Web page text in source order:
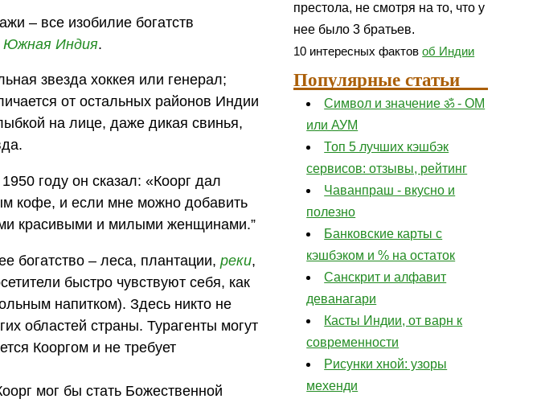
– все изобилие богатств
Южная Индия.
звезда хоккея или генерал;
от остальных районов Индии
на лице, даже дикая свинья,
году он сказал: «Коорг дал
кофе, и если мне можно добавить
красивыми и милыми женщинами.”
богатство – леса, плантации,реки,
быстро чувствуют себя, как
напитком). Здесь никто не
областей страны. Турагенты могут
Кооргом и не требует
мог бы стать Божественной
престола, не смотря на то, что у
нее было 3 братьев.
10 интересных фактовоб Индии
Популярные статьи
Символ и значение ॐ - ОМ
или АУМ
Топ 5 лучших кэшбэк
сервисов: отзывы, рейтинг
Чаванпраш - вкусно и
полезно
Банковские карты с
кэшбэком и % на остаток
Санскрит и алфавит
деванагари
Касты Индии, от варн к
современности
Рисунки хной: узоры
мехенди